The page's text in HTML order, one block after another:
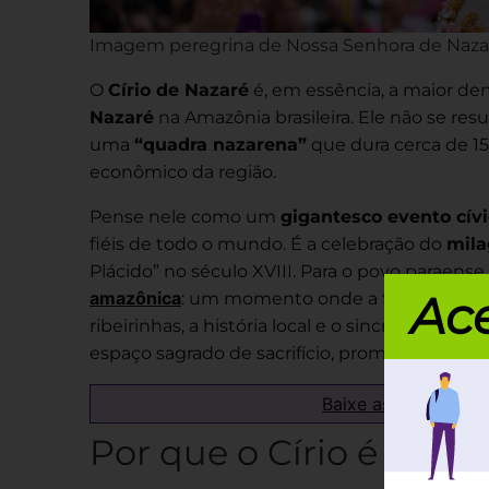
Imagem peregrina de Nossa Senhora de
O Círio de Nazaré é, em essência, a maior
Nazaré na Amazônia brasileira. Ele não se
uma “quadra nazarena” que dura cerca de
econômico da região.
Pense nele como um gigantesco evento
fiéis de todo o mundo. É a celebração do
Plácido” no século XVIII. Para o povo
amazônica: um momento onde a fé católica
ribeirinhas, a história local e o sincretismo. É
espaço sagrado de sacrifício, promessa e
Baixe as provas de
Por que o Círio é tão